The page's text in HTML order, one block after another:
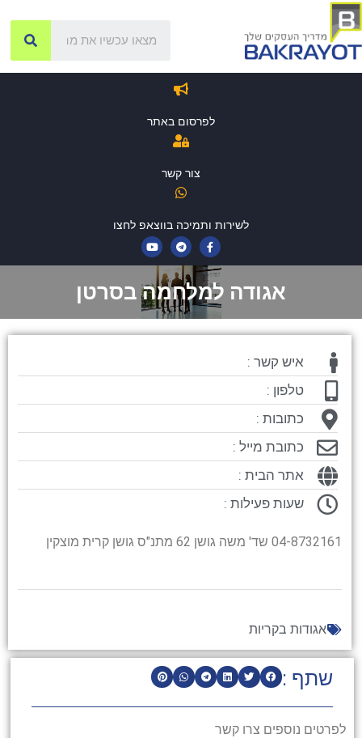
לפרסום באתר
צור קשר
לשירות ותמיכה בווצאפ לחצו
אגודה למלחמה בסרטן
שתף :
לפרטים נוספים צרו קשר
איש קשר :
טלפון :
כתובות :
כתובת מייל :
אתר הבית :
שעות פעילות :
04-8732161 שד' משה גושן 62 מתנ"ס גושן קרית מוצקין
אגודות בקריות